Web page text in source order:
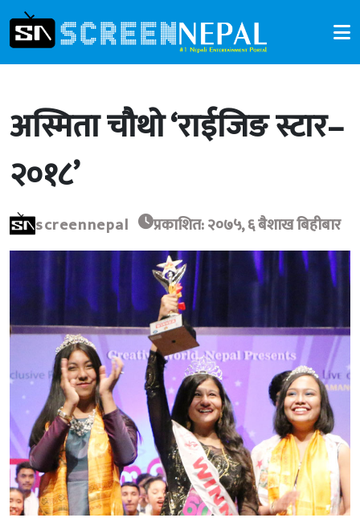
अस्मिता चौथो ‘राईजिङ स्टार–
२०१८’
screennepal प्रकाशित: २०७५, ६ बैशाख बिहीबार